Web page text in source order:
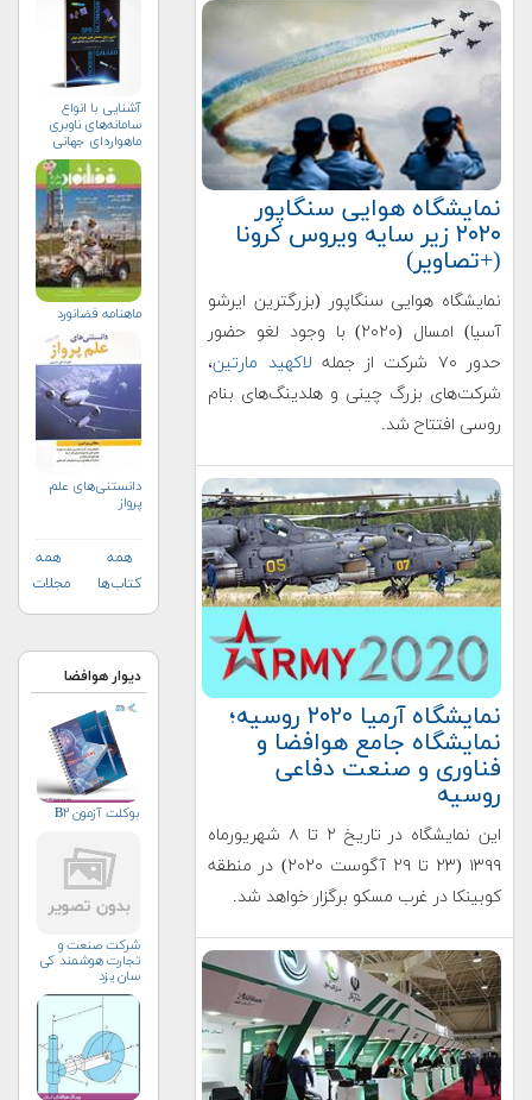
نمایشگاه هوایی سنگاپور
۲۰۲۰ زیر سایه ویروس کرونا
(+تصاویر)
نمایشگاه هوایی سنگاپور (بزرگترین ایرشو
آسیا) امسال (۲۰۲۰) با وجود لغو حضور
حدور ۷۰ شرکت از جمله
لاکهید مارتین،
شرکت‌های بزرگ چینی و هلدینگ‌های بنام
روسی افتتاح شد.
نمایشگاه آرمیا ۲۰۲۰ روسیه؛
نمایشگاه جامع هوافضا و
فناوری و صنعت دفاعی
روسیه
این نمایشگاه در تاریخ ۲ تا ۸ شهریورماه
۱۳۹۹ (۲۳ تا ۲۹ آگوست ۲۰۲۰) در منطقه
کوبینکا در غرب مسکو برگزار خواهد شد.
آشنایی با انواع
سامانه‌های ناوبری
ماهواره‌ای جهانی
ماهنامه فضانورد
دانستنی‌های علم
پرواز
همه
کتاب‌ها
همه
مجلات
دیوار هوافضا
بوکلت آزمون B۲
شرکت صنعت و
تجارت هوشمند کی
سان یزد